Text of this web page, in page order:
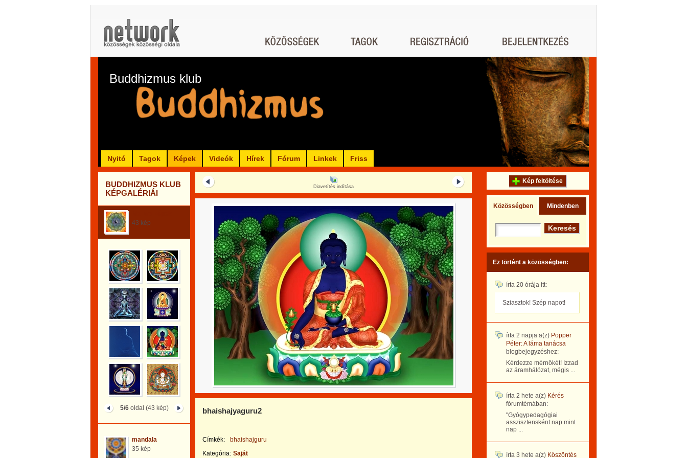
Buddhizmus klub
Nyitó Tagok Képek Videók Hírek Fórum Linkek Friss
BUDDHIZMUS KLUB
KÉPGALÉRIÁI
43 kép
5/6oldal (43 kép)
mandala
35 kép
Diavetítés indítása
bhaishajyaguru2
Címkék:
bhaishajguru
Kategória: Saját
Kép feltöltése
Közösségben Mindenben
Ez történt a közösségben:
írta 20 órája itt:
Sziasztok! Szép napot!
írta 2 napja a(z) Popper
Péter: A láma tanácsa
blogbejegyzéshez:
Kérdezze mérnökét! Izzad
az áramhálózat, mégis ...
írta 2 hete a(z) Kérés
fórumtémában:
"Gyógypedagógiai
asszisztensként nap mint
nap ...
írta 3 hete a(z) Köszöntés